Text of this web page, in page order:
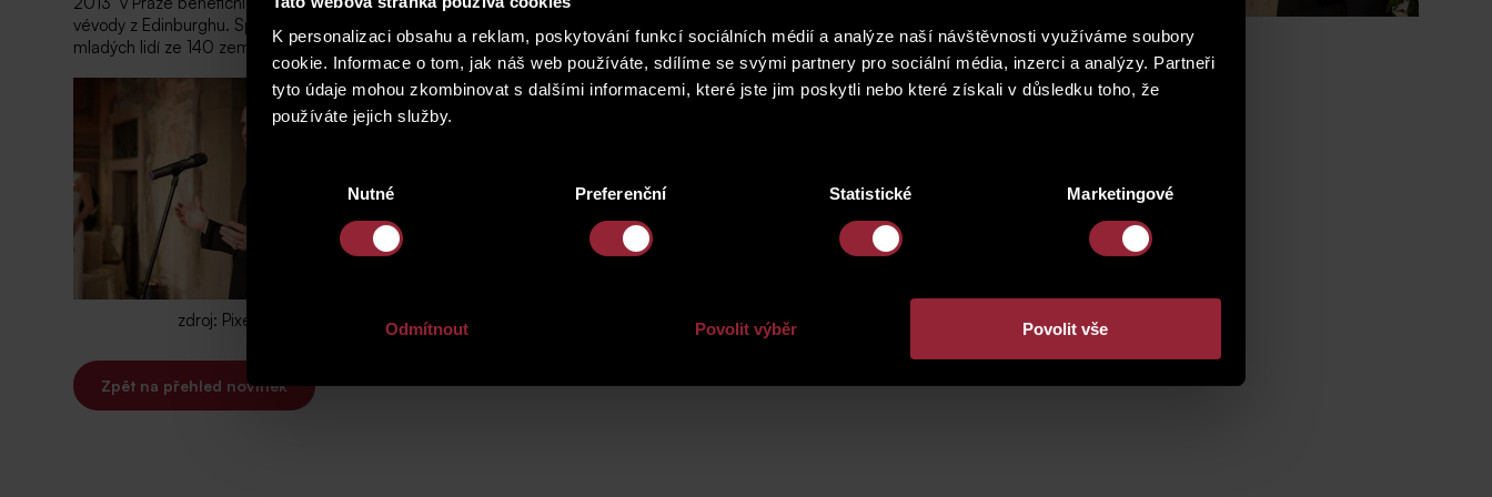
K personalizaci obsahu a reklam, poskytování funkcí sociálních médií a analýze naší návštěvnosti využíváme soubory
cookie. Informace o tom, jak náš web používáte, sdílíme se svými partnery pro sociální média, inzerci a analýzy. Partneři
tyto údaje mohou zkombinovat s dalšími informacemi, které jste jim poskytli nebo které získali v důsledku toho, že
používáte jejich služby.
Nutné Preferenční Statistické Marketingové
Odmítnout Povolit výběr Povolit vše
vévody z Edinburghu. Společnost SATPO se této významné události zúčastnila a finančně podpořila tento prestižní program pro mnoho
mladých lidí ze 140 zemí, k nimž Česká republika patří od roku 1994.
zdroj: PixelPromo
Zpět na přehled novinek